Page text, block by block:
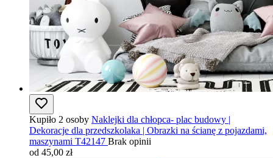
Kupiło 2 osoby Naklejki dla chłopca- plac budowy |
Dekoracje dla przedszkolaka | Obrazki na ścianę z pojazdami,
maszynami T42147 Brak opinii
od 45,00 zł